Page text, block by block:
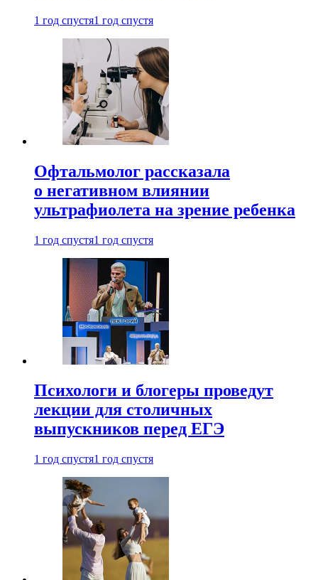
1 год спустя1 год спустя
Офтальмолог рассказала
о негативном влиянии
ультрафиолета на зрение ребенка
1 год спустя1 год спустя
Психологи и блогеры проведут
лекции для столичных
выпускников перед ЕГЭ
1 год спустя1 год спустя